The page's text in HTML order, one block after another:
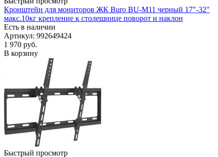
Кронштейн для мониторов ЖК Buro BU-M11 черный 17"-32"
макс.10кг крепление к столешнице поворот и наклон
Есть в наличии
Артикул: 992649424
1 970 руб.
В корзину
Быстрый просмотр